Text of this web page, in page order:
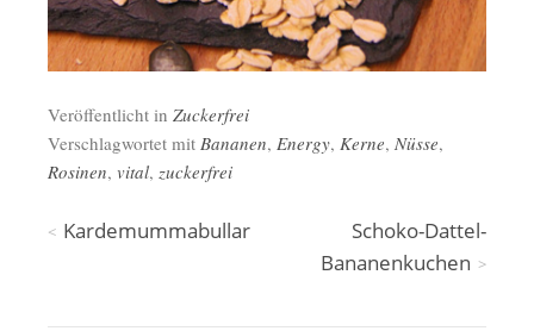
Veröffentlicht in Zuckerfrei
Verschlagwortet mit Bananen, Energy, Kerne, Nüsse,
Rosinen, vital, zuckerfrei
Beitragsnavigation
Kardemummabullar
Schoko-Dattel-
Bananenkuchen